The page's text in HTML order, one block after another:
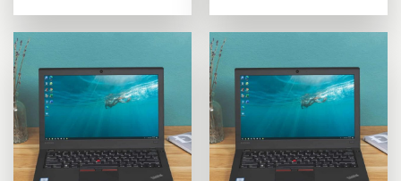
là:
tại
là:
tại